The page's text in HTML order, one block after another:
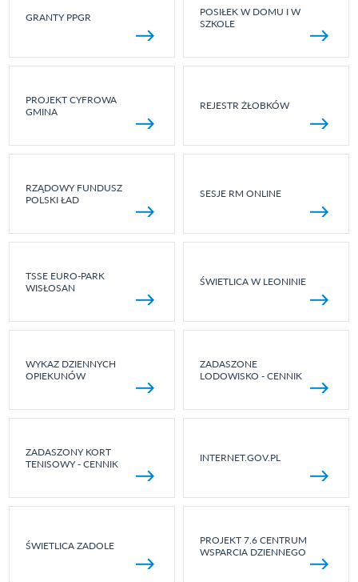
GRANTY PPGR
POSIŁEK W DOMU I W
SZKOLE
PROJEKT CYFROWA
GMINA
REJESTR ŻŁOBKÓW
RZĄDOWY FUNDUSZ
POLSKI ŁAD
SESJE RM ONLINE
TSSE EURO-PARK
WISŁOSAN
ŚWIETLICA W LEONINIE
WYKAZ DZIENNYCH
OPIEKUNÓW
ZADASZONE
LODOWISKO - CENNIK
ZADASZONY KORT
TENISOWY - CENNIK
INTERNET.GOV.PL
ŚWIETLICA ZADOLE
PROJEKT 7.6 CENTRUM
WSPARCIA DZIENNEGO